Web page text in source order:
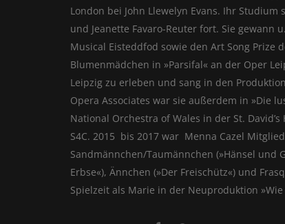
London bei John Llewelyn Evans. Ihr
und Jeanette Favaro-Reuter fort. Sie gewann
Musical Eisteddfod sowie den Art Song
Blumenmädchen in »Parsifal« an der Oper
Leipzig zu erleben und sang in den
Opera Associates war sie außerdem in »Die
National Orchestra of Wales in der St.
S4C. 2015 bis 2017 war Menna Cazel
Sandmännchen/Taumännchen (»Hänsel und
Erbse«), Ännchen (»Der Freischütz«) und
Spielzeit als Marie in der Neuproduktion